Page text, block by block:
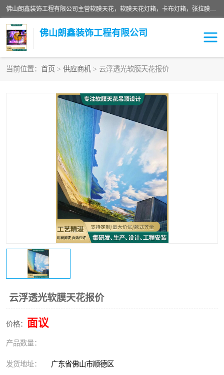
佛山朗鑫装饰工程有限公司主营软膜天花，软膜天花灯箱，卡布灯箱，张拉膜等产品，价格实惠，支持定制；公司专业装饰铺面，家居，会展特装，软膜等工程，技能精良人员，安装快、价格合理，质量保证、热诚与各方有识人士合作，欢迎新老客户来电咨询。
佛山朗鑫装饰工程有限公司
当前位置： 首页 > 供应商机 > 云浮透光软膜天花报价
云浮透光软膜天花报价
价格： 面议
产品数量：
发货地址： 广东省佛山市顺德区